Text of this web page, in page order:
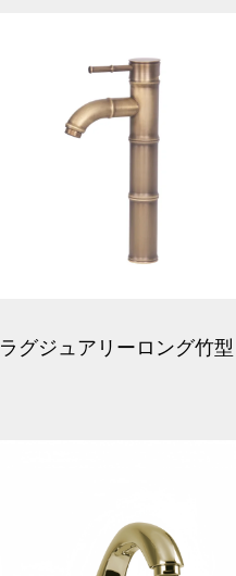
ラグジュアリーロング竹型